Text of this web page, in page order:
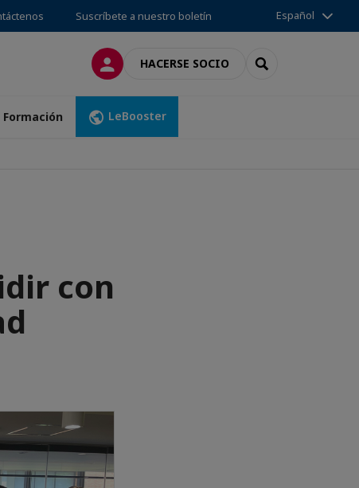
Suscríbete a nuestro boletín Español
CONECTARSE
HACERSE SOCIO SEARCH
Formación LeBooster
con